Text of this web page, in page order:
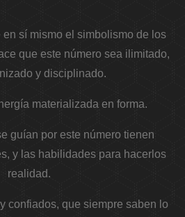
en sí mismo el simbolismo de los
que este número sea ilimitado,
y disciplinado.
materializada en forma.
guían por este número tienen
y las habilidades para hacerlos
realidad.
confiados, que siempre saben lo